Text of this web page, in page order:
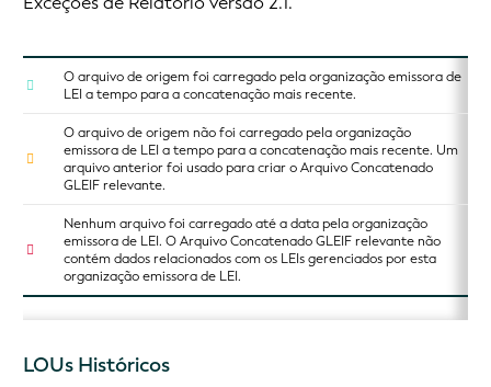
O arquivo de origem foi carregado pela organização emissora de
LEI a tempo para a concatenação mais recente.
O arquivo de origem não foi carregado pela organização
emissora de LEI a tempo para a concatenação mais recente. Um
arquivo anterior foi usado para criar o Arquivo Concatenado
GLEIF relevante.
Nenhum arquivo foi carregado até a data pela organização
emissora de LEI. O Arquivo Concatenado GLEIF relevante não
contém dados relacionados com os LEIs gerenciados por esta
organização emissora de LEI.
LOUs Históricos